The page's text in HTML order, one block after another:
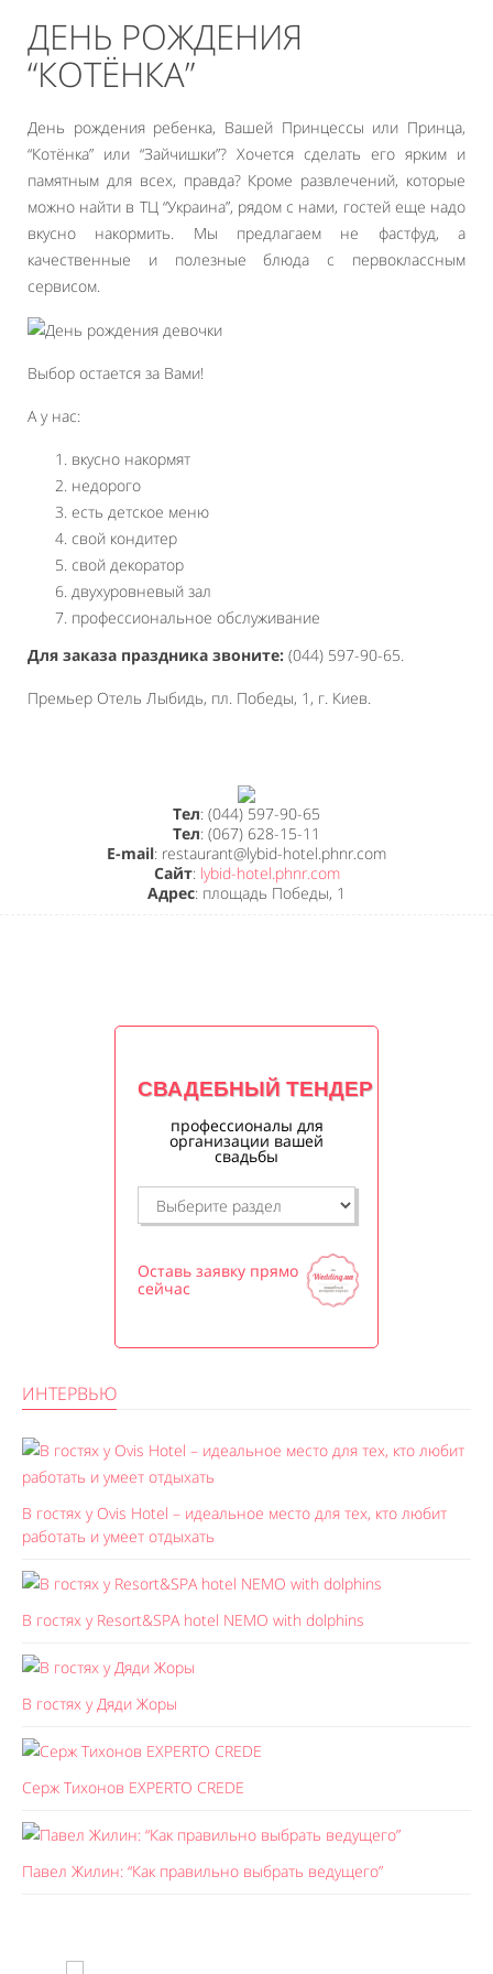
ДЕНЬ РОЖДЕНИЯ
“КОТЁНКА”
День рождения ребенка, Вашей Принцессы или Принца,
“Котёнка” или “Зайчишки”? Хочется сделать его ярким и
памятным для всех, правда? Кроме развлечений, которые
можно найти в ТЦ “Украина”, рядом с нами, гостей еще надо
вкусно накормить. Мы предлагаем не фастфуд, а
качественные и полезные блюда с первоклассным
сервисом.
Выбор остается за Вами!
А у нас:
вкусно накормят
недорого
есть детское меню
свой кондитер
свой декоратор
двухуровневый зал
профессиональное обслуживание
Для заказа праздника звоните: (044) 597-90-65.
Премьер Отель Лыбидь, пл. Победы, 1, г. Киев.
Тел: (044) 597-90-65
Тел: (067) 628-15-11
E-mail: restaurant@lybid-hotel.phnr.com
Сайт: lybid-hotel.phnr.com
Адрес: площадь Победы, 1
СВАДЕБНЫЙ ТЕНДЕР
профессионалы для
организации вашей
свадьбы
Оставь заявку прямо
сейчас
ИНТЕРВЬЮ
В гостях у Ovis Hotel – идеальное место для тех, кто любит
работать и умеет отдыхать
В гостях у Resort&SPA hotel NEMO with dolphins
В гостях у Дяди Жоры
Серж Тихонов EXPERTO CREDE
Павел Жилин: “Как правильно выбрать ведущего”